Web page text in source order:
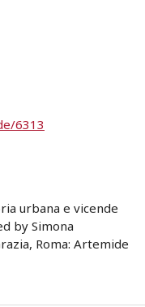
6313
urbana e vicende
by Simona
Roma: Artemide